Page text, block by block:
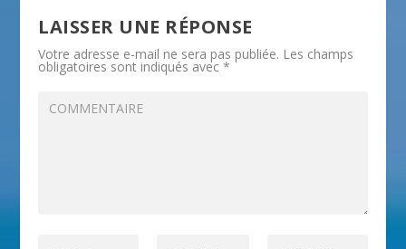
LAISSER UNE RÉPONSE
Votre adresse e-mail ne sera pas publiée. Les champs
obligatoires sont indiqués avec*